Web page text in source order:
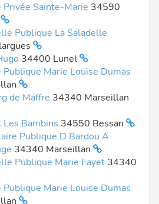
Privée Sainte-Marie 34590
Publique La Saladelle
34400 Lunel
Publique Marie Louise Dumas
de Maffre 34340 Marseillan
Les Bambins 34550 Bessan
Publique D Bardou A
34340 Marseillan
Publique Marie Fayet 34340
Publique Marie Louise Dumas